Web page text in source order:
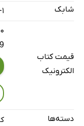
شابک
قیمت کتاب
الکترونیک
دسته‌ها